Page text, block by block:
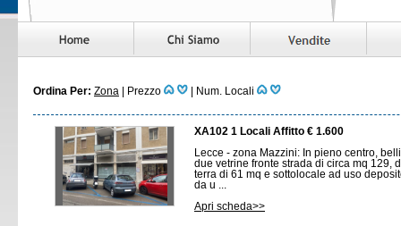
Ordina Per: Zona Prezzo Num. Locali
XA102 1 Locali Affitto € 1.600
Lecce - zona Mazzini: In pieno centro,
due vetrine fronte strada di circa mq 129,
terra di 61 mq e sottolocale ad uso
da u ...
Apri scheda>>